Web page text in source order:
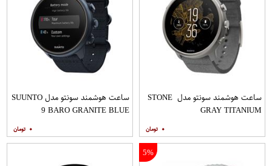
ساعت هوشمند سونتو مدل STONE
GRAY TITANIUM
۰
ساعت هوشمند سونتو مدل SUUNTO
9 BARO GRANITE BLUE
۰
5%